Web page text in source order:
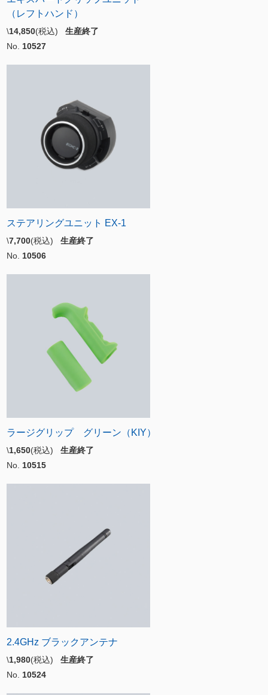
（レフトハンド）
\14,850(税込) 生産終了
No. 10527
ステアリングユニット EX-1
\7,700(税込) 生産終了
No. 10506
ラージグリップ グリーン（KIY）
\1,650(税込) 生産終了
No. 10515
2.4GHz ブラックアンテナ
\1,980(税込) 生産終了
No. 10524